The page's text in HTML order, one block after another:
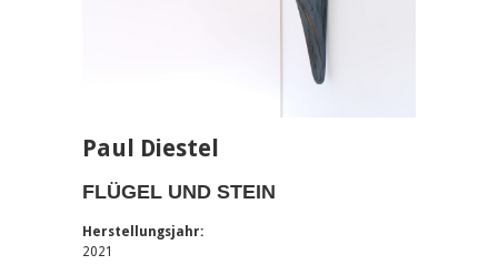
Paul Diestel
FLÜGEL UND STEIN
Herstellungsjahr:
2021